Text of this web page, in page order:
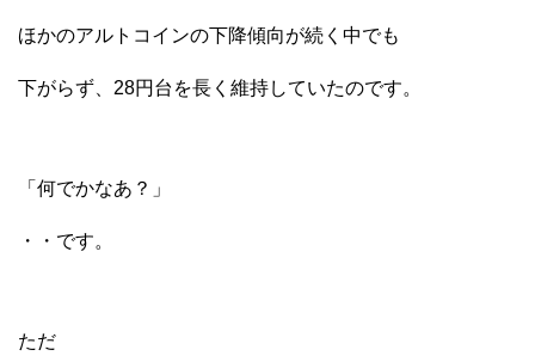
ほかのアルトコインの下降傾向が続く中でも
下がらず、28円台を長く維持していたのです。
「何でかなあ？」
・・です。
ただ